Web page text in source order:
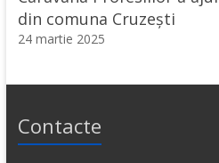
din comuna Cruzești
24 martie 2025
Contacte